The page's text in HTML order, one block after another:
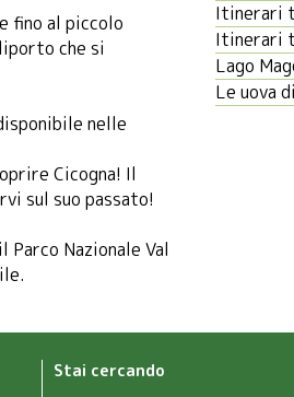
fino al piccolo
che si
nelle
Cicogna! Il
sul suo passato!
Nazionale Val
Itinerari
Itinerari
Lago
Le uova
Stai cercando